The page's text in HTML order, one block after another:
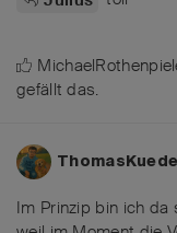
gefällt das.
Im Prinzip bin ich da